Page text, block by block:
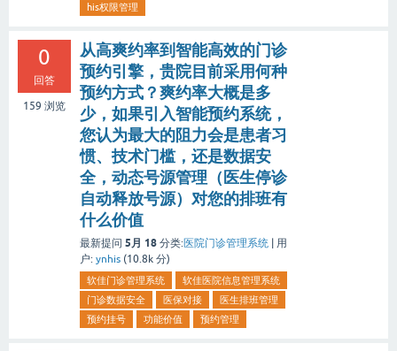
his权限管理
0
回答
159 浏览
从高爽约率到智能高效的门诊
预约引擎，贵院目前采用何种
预约方式？爽约率大概是多
少，如果引入智能预约系统，
您认为最大的阻力会是患者习
惯、技术门槛，还是数据安
全，动态号源管理（医生停诊
自动释放号源）对您的排班有
什么价值
最新提问 5月 18 分类:医院门诊管理系统 | 用
户: ynhis (10.8k 分)
软佳门诊管理系统
软佳医院信息管理系统
门诊数据安全
医保对接
医生排班管理
预约挂号
功能价值 预约管理